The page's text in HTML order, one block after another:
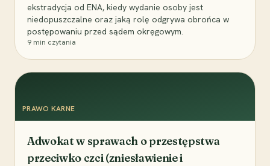
ekstradycja od ENA, kiedy wydanie osoby jest
niedopuszczalne oraz jaką rolę odgrywa obrońca w
postępowaniu przed sądem okręgowym.
9 min czytania
PRAWO KARNE
Adwokat w sprawach o przestępstwa
przeciwko czci (zniesławienie i